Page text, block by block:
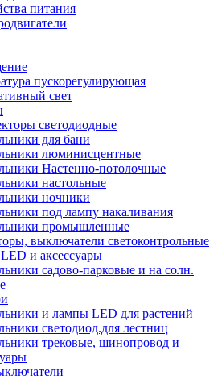
питания
пускорегулирующая
свет
светодиодные
для бани
люминисцентные
Настенно-потолочные
настольные
ночники
под лампу накаливания
промышленные
выключатели светоконтрольные
и аксессуары
садово-парковые и на солн.
и лампы LED для растений
светодиод.для лестниц
трековые, шинопровод и